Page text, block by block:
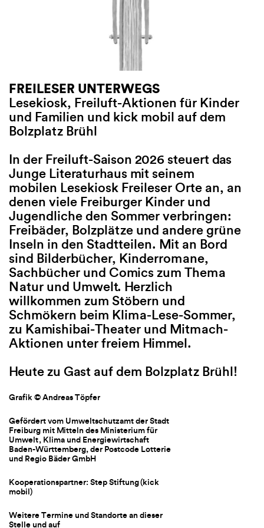
FREILESER UNTERWEGS
Lesekiosk, Freiluft-Aktionen für Kinder
und Familien und kick mobil auf dem
Bolzplatz Brühl
In der Freiluft-Saison 2026 steuert das
Junge Literaturhaus mit seinem
mobilen Lesekiosk Freileser Orte an, an
denen viele Freiburger Kinder und
Jugendliche den Sommer verbringen:
Freibäder, Bolzplätze und andere grüne
Inseln in den Stadtteilen. Mit an Bord
sind Bilderbücher, Kinderromane,
Sachbücher und Comics zum Thema
Natur und Umwelt. Herzlich
willkommen zum Stöbern und
Schmökern beim Klima-Lese-Sommer,
zu Kamishibai-Theater und Mitmach-
Aktionen unter freiem Himmel.
Heute zu Gast auf dem Bolzplatz Brühl!
Grafik © Andreas Töpfer
Gefördert vom Umweltschutzamt der Stadt
Freiburg mit Mitteln des Ministerium für
Umwelt, Klima und Energiewirtschaft
Baden-Württemberg, der Postcode Lotterie
und Regio Bäder GmbH
Kooperationspartner: Step Stiftung (kick
mobil)
Weitere Termine und Standorte an dieser
Stelle und auf
SCHREIBCOUCH-FINALE
Lese-Performance der
Literaturhaus-Autor*innen
Erstaunliche Erzählungen,
Lügengedichte und
aus der Feder von zwölf
Autor*innen zwischen 13
Jahren. Entstanden im
uralten Baumriesen des
der heizungswarmen
unserer Teeküche und im
Cube des Literaturhaus-
Im Schuljahr 2025/26
Autor*innen Laura Friedrich
Anton die
leuchtenden Farben
entstandenen Texte.
Die „Schreibcouch“,
Werkstatt für Jugendliche,
Zuwachs: Bewirb dich jetzt
nächste Runde (Start:
mit Angabe von Namen,
und Anmeldung: Birgit
Lesekiosk,
und Familien
In der
Junge
mobilen
denen viele
Jugendliche
Freibäder,
Inseln in den
sind
Sachbücher
willkommen
Schmökern
zu
Aktionen
Heute zu